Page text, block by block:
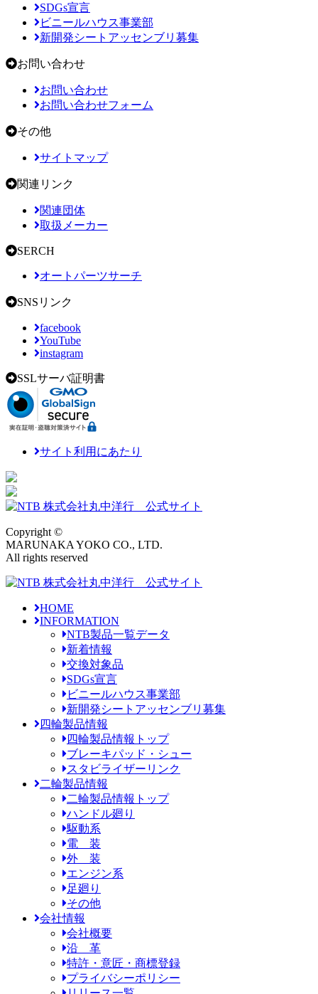
SDGs宣言
ビニールハウス事業部
新開発シートアッセンブリ募集
お問い合わせ
お問い合わせ
お問い合わせフォーム
その他
サイトマップ
関連リンク
関連団体
取扱メーカー
SERCH
オートパーツサーチ
SNSリンク
facebook
YouTube
instagram
SSLサーバ証明書
サイト利用にあたり
Copyright ©
MARUNAKA YOKO CO., LTD.
All rights reserved
HOME
INFORMATION
NTB製品一覧データ
新着情報
交換対象品
SDGs宣言
ビニールハウス事業部
新開発シートアッセンブリ募集
四輪製品情報
四輪製品情報トップ
ブレーキパッド・シュー
スタビライザーリンク
二輪製品情報
二輪製品情報トップ
ハンドル廻り
駆動系
電 装
外 装
エンジン系
足廻り
その他
会社情報
会社概要
沿 革
特許・意匠・商標登録
プライバシーポリシー